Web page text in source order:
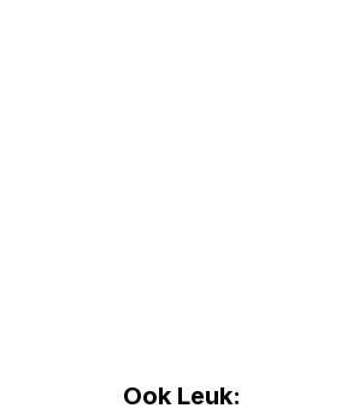
Ook Leuk: